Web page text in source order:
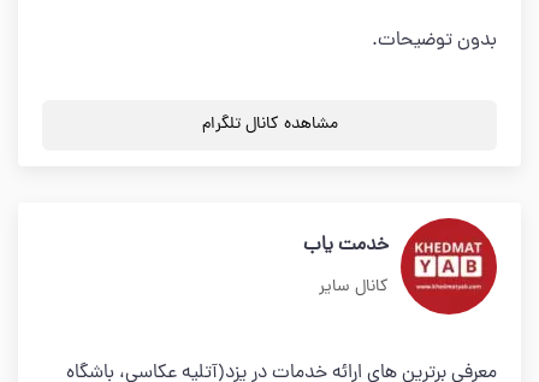
بدون توضیحات.
مشاهده کانال تلگرام
خدمت یاب
کانال سایر
معرفی برترین های ارائه خدمات در یزد(آتلیه عکاسی، باشگاه